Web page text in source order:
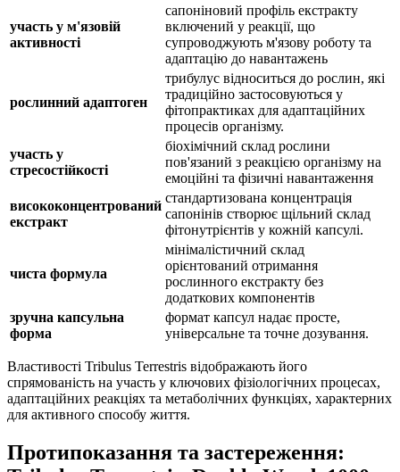
участь у м'язовій
активності
сапоніновий профіль екстракту
включений у реакції, що
супроводжують м'язову роботу та
адаптацію до навантажень
рослинний адаптоген
трибулус відноситься до рослин, які
традиційно застосовуються у
фітопрактиках для адаптаційних
процесів організму.
участь у
стресостійкості
біохімічний склад рослини
пов'язаний з реакцією організму на
емоційні та фізичні навантаження
висококонцентрований
екстракт
стандартизована концентрація
сапонінів створює щільний склад
фітонутрієнтів у кожній капсулі.
чиста формула
мінімалістичний склад
орієнтований отримання
рослинного екстракту без
додаткових компонентів
зручна капсульна
форма
формат капсул надає просте,
універсальне та точне дозування.
Властивості Tribulus Terrestris відображають його
спрямованість на участь у ключових фізіологічних процесах,
адаптаційних реакціях та метаболічних функціях, характерних
для активного способу життя.
Протипоказання та застереження: